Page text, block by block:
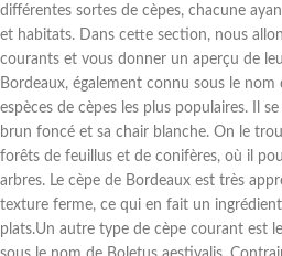
différentes sortes de cèpes, chacune
et habitats. Dans cette section, nous
courants et vous donner un aperçu de
Bordeaux, également connu sous le nom
espèces de cèpes les plus populaires. Il
brun foncé et sa chair blanche. On le
forêts de feuillus et de conifères, où il
arbres. Le cèpe de Bordeaux est très
texture ferme, ce qui en fait un
plats.Un autre type de cèpe courant est